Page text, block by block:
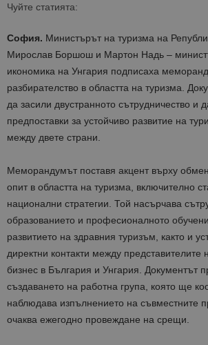
Чуйте статията:
София. Министърът на туризма на
Мирослав Боршош и Мартон Надь –
икономика на Унгария подписаха
разбирателство в областта на туризма.
да засили двустранното сътрудничество и
предпоставки за устойчиво развитие на
между двете страни.
Меморандумът поставя акцент върху
опит в областта на туризма, включително
национални стратегии. Той насърчава
образованието и професионалното
развитието на здравния туризъм, както и
директни контакти между представителите
бизнес в България и Унгария. Документът
създаването на работна група, която ще
наблюдава изпълнението на съвместните
очаква ежегодно провеждане на срещи.